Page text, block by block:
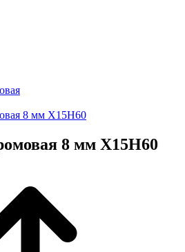
8 мм Х15Н60
8 мм Х15Н60